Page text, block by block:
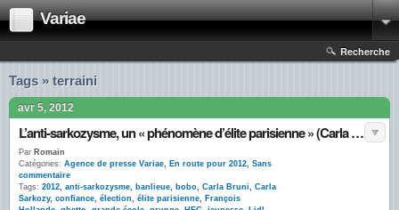
Variae
Recherche
Tags » terraini
avr 5, 2012
L’anti-sarkozysme, un « phénomène d’élite parisienne » (Carla Bruni) : l’OPIF confirme
Par Romain
Catégories: Agence de presse Variae, En route pour 2012, Sans
commentaire
Tags: 2012, anti-sarkozysme, banlieue, bobo, Carla Bruni, Carla
Sarkozy, confiance, élection, élite parisienne, François